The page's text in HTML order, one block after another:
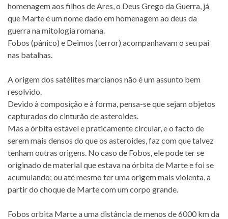
homenagem aos filhos de Ares, o Deus Grego da Guerra, já
que Marte é um nome dado em homenagem ao deus da
guerra na mitologia romana.
Fobos (pânico) e Deimos (terror) acompanhavam o seu pai
nas batalhas.
A origem dos satélites marcianos não é um assunto bem
resolvido.
Devido à composição e à forma, pensa-se que sejam objetos
capturados do cinturão de asteroides.
Mas a órbita estável e praticamente circular, e o facto de
serem mais densos do que os asteroides, faz com que talvez
tenham outras origens. No caso de Fobos, ele pode ter se
originado de material que estava na órbita de Marte e foi se
acumulando; ou até mesmo ter uma origem mais violenta, a
partir do choque de Marte com um corpo grande.
Fobos orbita Marte a uma distância de menos de 6000 km da